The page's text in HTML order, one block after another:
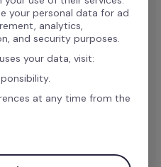
ausencias, el talento,
Factorial. El
IA que automatiza
para que puedas
importa: las
your personal data for ad
analytics,
and security purposes.
your data, visit:
at any time from the